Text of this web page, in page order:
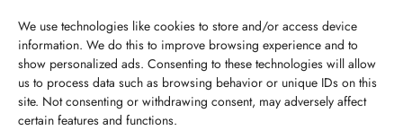
We use technologies like cookies to store and/or access device
information. We do this to improve browsing experience and to
show personalized ads. Consenting to these technologies will allow
us to process data such as browsing behavior or unique IDs on this
site. Not consenting or withdrawing consent, may adversely affect
certain features and functions.
importante símbolo. Você pode encontrá-la
incorporada em brincos, pingentes, pulseiras,
e até mesmo roupas e penduras de parede!
Qual Mão Usar A Bracelete De Fátima?